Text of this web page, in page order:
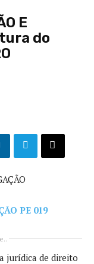
E
do
PE 019
jurídica de direito